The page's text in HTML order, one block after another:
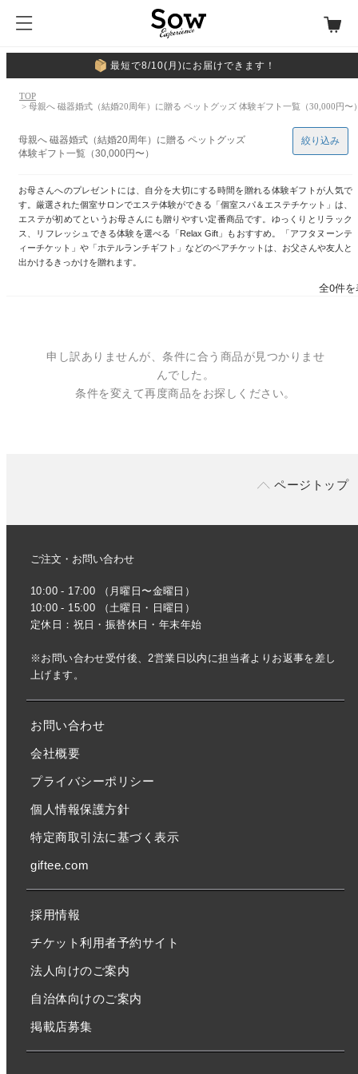
最短で8/10(月)にお届けできます！
TOP
> 母親へ 磁器婚式（結婚20周年）に贈る ペットグッズ 体験ギフト一覧（30,000円〜
母親へ 磁器婚式（結婚20周年）に贈る ペットグッズ
体験ギフト一覧（30,000円〜）
お母さんへのプレゼントには、自分を大切にする時間を贈れる体験ギフトが人気で
す。厳選された個室サロンでエステ体験ができる「個室スパ＆エステチケット」は、
エステが初めてというお母さんにも贈りやすい定番商品です。ゆっくりとリラック
ス、リフレッシュできる体験を選べる「Relax Gift」もおすすめ。「アフタヌーンテ
ィーチケット」や「ホテルランチギフト」などのペアチケットは、お父さんや友人と
出かけるきっかけを贈れます。
絞り込み
全0件
申し訳ありませんが、条件に合う商品が見つかりませ
んでした。
条件を変えて再度商品をお探しください。
ページトップ
ご注文・お問い合わせ
10:00 - 17:00 （月曜日〜金曜日）
10:00 - 15:00 （土曜日・日曜日）
定休日：祝日・振替休日・年末年始
※お問い合わせ受付後、2営業日以内に担当者よりお返事を差し
上げます。
お問い合わせ
会社概要
プライバシーポリシー
個人情報保護方針
特定商取引法に基づく表示
giftee.com
採用情報
チケット利用者予約サイト
法人向けのご案内
自治体向けのご案内
掲載店募集